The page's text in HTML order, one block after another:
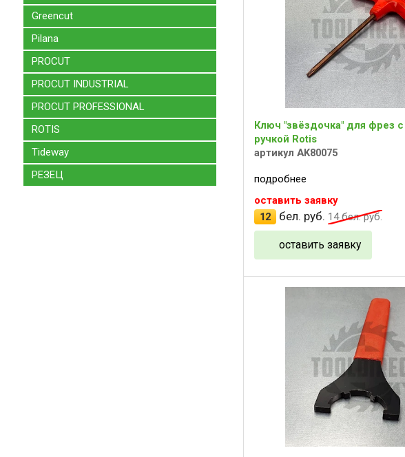
Greencut
Pilana
PROCUT
PROCUT INDUSTRIAL
PROCUT PROFESSIONAL
ROTIS
Tideway
РЕЗЕЦ
Ключ "звёздочка" для фрез
ручкой Rotis
артикул AK80075
подробнее
оставить заявку
12 бел. руб. 14бел. руб.
оставить заявку